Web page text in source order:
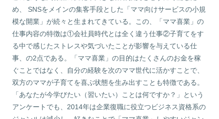
め、 SNSをメインの集客手段とした「ママ向けサービスの小規
模な開業」が続々と生まれてきている。この、「ママ喜業」の
仕事内容の特徴は①会社員時代とは全く違う仕事②子育てをす
る中で感じたストレスや気づいたことが影響を与えている仕
事、の2点である。「ママ喜業」の目的はたくさんのお金を稼
ぐことではなく、自分の経験を次のママ世代に活かすことで、
双方のママが子育てを喜ぶ状態を生み出すことも特徴である。
「あなたが今学びたい（習いたい）ことは何ですか？」という
アンケートでも、2014年は企業復職に役立つビジネス資格系の